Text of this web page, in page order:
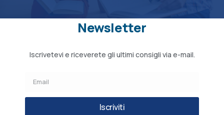
Newsletter
Iscrivetevi e riceverete gli ultimi consigli via e-mail.
Iscriviti